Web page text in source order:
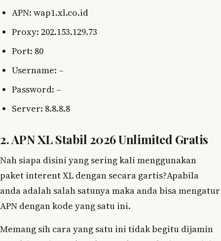
APN: wap1.xl.co.id
Proxy: 202.153.129.73
Port: 80
Username: –
Password: –
Server: 8.8.8.8
2. APN XL Stabil 2026 Unlimited Gratis
Nah siapa disini yang sering kali menggunakan
paket interent XL dengan secara gartis?Apabila
anda adalah salah satunya maka anda bisa mengatur
APN dengan kode yang satu ini.
Memang sih cara yang satu ini tidak begitu dijamin